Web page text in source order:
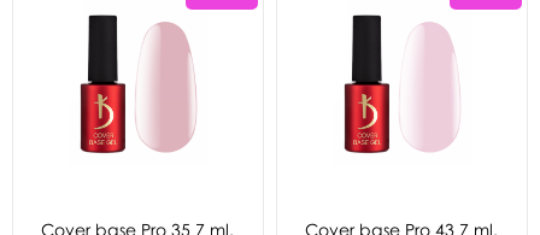
Cover base Pro 35 7 ml. Cover base Pro 43 7 ml.